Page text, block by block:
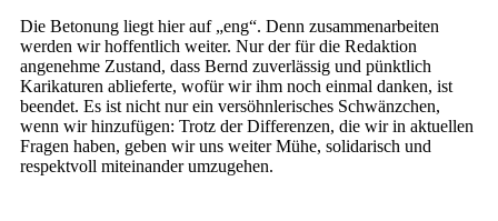
Die Betonung liegt hier auf „eng“. Denn zusammenarbeiten
werden wir hoffentlich weiter. Nur der für die Redaktion
angenehme Zustand, dass Bernd zuverlässig und pünktlich
Karikaturen ablieferte, wofür wir ihm noch einmal danken, ist
beendet. Es ist nicht nur ein versöhnlerisches Schwänzchen,
wenn wir hinzufügen: Trotz der Differenzen, die wir in aktuellen
Fragen haben, geben wir uns weiter Mühe, solidarisch und
respektvoll miteinander umzugehen.